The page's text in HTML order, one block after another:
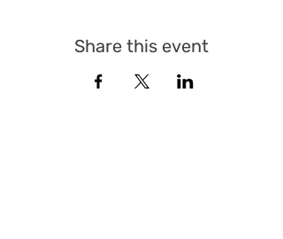
Share this event